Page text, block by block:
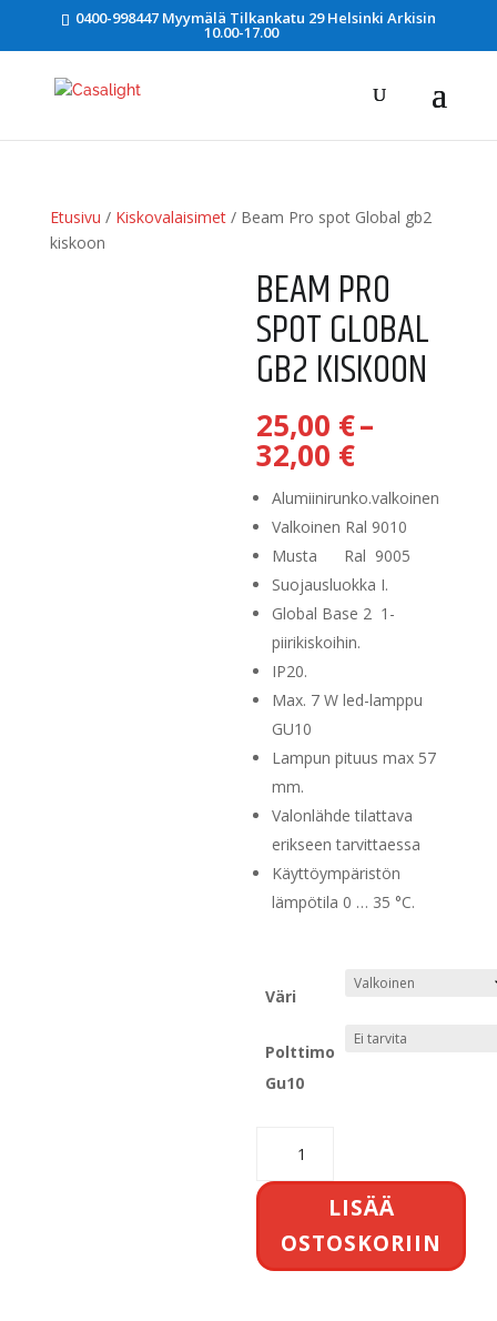
0400-998447 Myymälä Tilkankatu 29 Helsinki Arkisin
10.00-17.00
Etusivu / Kiskovalaisimet/ Beam Pro spot Global gb2
kiskoon
BEAM PRO
SPOT GLOBAL
GB2 KISKOON
25,00 €–
32,00 €
-
32,00 €
Alumiinirunko.valkoinen
Valkoinen Ral 9010
Musta Ral 9005
Suojausluokka I.
Global Base 2 1-
piirikiskoihin.
IP20.
Max. 7 W led-lamppu
GU10
Lampun pituus max 57
mm.
Valonlähde tilattava
erikseen tarvittaessa
Käyttöympäristön
lämpötila 0 … 35 °C.
Väri
Polttimo
Gu10
spot
gb2
kiskoon
LISÄÄ
OSTOSKORIIN